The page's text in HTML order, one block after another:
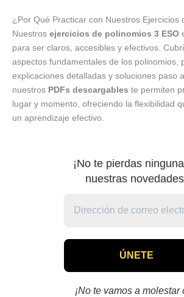
¿Por Qué Practicar con Nuestros Ejercicios
Nuestros ejercicios de polinomios 3 ESO
para ser claros, accesibles y efectivos.
aspectos fundamentales de los polinomios,
explicaciones detalladas y soluciones paso
nuestros PDFs descargables te permiten
lugar y momento, ofreciendo la flexibilidad
un aprendizaje efectivo.
¡No te pierdas
nuestras
¡No te vamos a molestar